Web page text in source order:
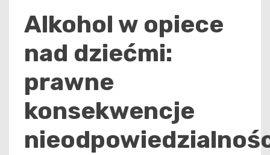
Alkohol w opiece
nad dziećmi:
prawne
konsekwencje